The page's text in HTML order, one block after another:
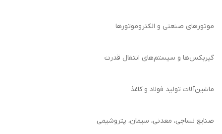
موتورهای صنعتی و الکتروموتورها
گیربکس‌ها و سیستم‌های انتقال قدرت
ماشین‌آلات تولید فولاد و کاغذ
صنایع نساجی، معدنی، سیمان، پتروشیمی